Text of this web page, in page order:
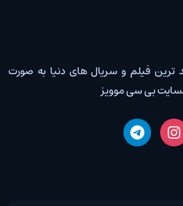
ترین فیلم و سریال های دنیا به صورت
بی سی موویز